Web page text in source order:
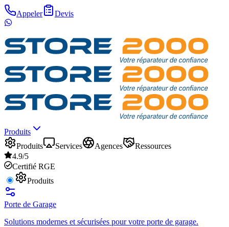
Appeler Devis
Produits
Produits
Services Agences
Ressources
4.9/5
Certifié RGE
Produits
Porte de Garage
Solutions modernes et sécurisées pour votre porte de garage.